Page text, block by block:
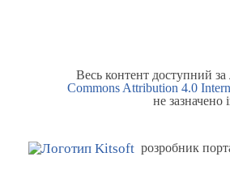
Весь контент доступний за
Commons Attribution 4.0
не зазначено
розробник